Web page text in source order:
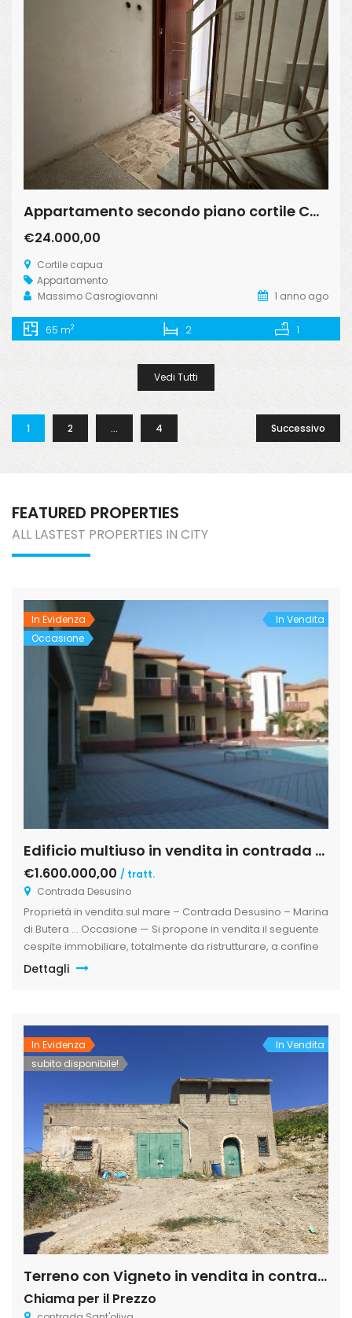
Appartamento secondo piano cortile Capua
€24.000,00
Cortile capua
Appartamento
Massimo Casrogiovanni
1 anno ago
65 m2 2 1
Vedi Tutti
1 2 … 4 Successivo
FEATURED PROPERTIES
ALL LASTEST PROPERTIES IN CITY
In Evidenza
Occasione
In Vendita
Edificio multiuso in vendita in contrada Desusino s.n.c., Butera
€1.600.000,00 / tratt.
Contrada Desusino
Proprietà in vendita sul mare – Contrada Desusino – Marina
di Butera … Occasione — Si propone in vendita il seguente
cespite immobiliare, totalmente da ristrutturare, a confine
con la spiaggia, ottima struttura ricettiva, per casa di riposo
o residence turistico.. . UBICAZIONE: Regione Sicilia Comune
Dettagli
In Evidenza
subito disponibile!
In Vendita
Terreno con Vigneto in vendita in contrada sant’ oliva s.n.c., Licata
Chiama per il Prezzo